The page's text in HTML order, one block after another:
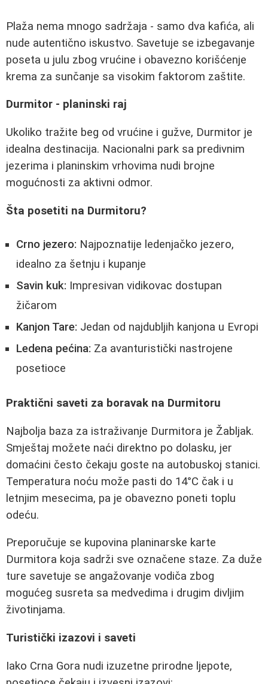
Plaža nema mnogo sadržaja - samo dva kafića, ali
nude autentično iskustvo. Savetuje se izbegavanje
poseta u julu zbog vrućine i obavezno korišćenje
krema za sunčanje sa visokim faktorom zaštite.
Durmitor - planinski raj
Ukoliko tražite beg od vrućine i gužve, Durmitor je
idealna destinacija. Nacionalni park sa predivnim
jezerima i planinskim vrhovima nudi brojne
mogućnosti za aktivni odmor.
Šta posetiti na Durmitoru?
Crno jezero: Najpoznatije ledenjačko jezero,
idealno za šetnju i kupanje
Savin kuk: Impresivan vidikovac dostupan
žičarom
Kanjon Tare: Jedan od najdubljih kanjona u Evropi
Ledena pećina: Za avanturistički nastrojene
posetioce
Praktični saveti za boravak na Durmitoru
Najbolja baza za istraživanje Durmitora je Žabljak.
Smještaj možete naći direktno po dolasku, jer
domaćini često čekaju goste na autobuskoj stanici.
Temperatura noću može pasti do 14°C čak i u
letnjim mesecima, pa je obavezno poneti toplu
odeću.
Preporučuje se kupovina planinarske karte
Durmitora koja sadrži sve označene staze. Za duže
ture savetuje se angažovanje vodiča zbog
mogućeg susreta sa medvedima i drugim divljim
životinjama.
Turistički izazovi i saveti
Iako Crna Gora nudi izuzetne prirodne ljepote,